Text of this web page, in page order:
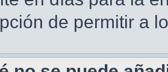
de permitir a